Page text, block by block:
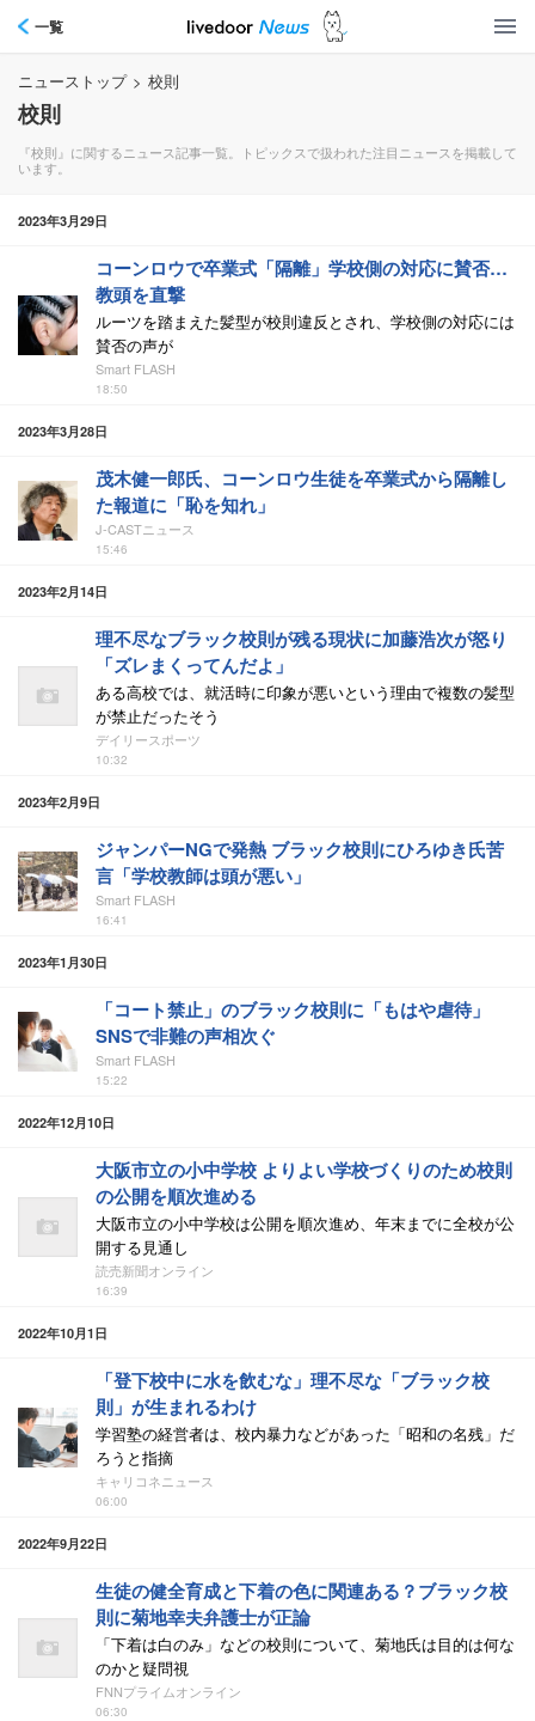
一覧
ニューストップ > 校則
校則
『校則』に関するニュース記事一覧。トピックスで扱われた注目ニュースを掲載して
います。
2023年3月29日
コーンロウで卒業式「隔離」学校側の対応に賛否…
教頭を直撃
ルーツを踏まえた髪型が校則違反とされ、学校側の対応には
賛否の声が
Smart FLASH
18:50
2023年3月28日
茂木健一郎氏、コーンロウ生徒を卒業式から隔離し
た報道に「恥を知れ」
J-CASTニュース
15:46
2023年2月14日
理不尽なブラック校則が残る現状に加藤浩次が怒り
「ズレまくってんだよ」
ある高校では、就活時に印象が悪いという理由で複数の髪型
が禁止だったそう
デイリースポーツ
10:32
2023年2月9日
ジャンパーNGで発熱 ブラック校則にひろゆき氏苦
言「学校教師は頭が悪い」
Smart FLASH
16:41
2023年1月30日
「コート禁止」のブラック校則に「もはや虐待」
SNSで非難の声相次ぐ
Smart FLASH
15:22
2022年12月10日
大阪市立の小中学校 よりよい学校づくりのため校則
の公開を順次進める
大阪市立の小中学校は公開を順次進め、年末までに全校が公
開する見通し
読売新聞オンライン
16:39
2022年10月1日
「登下校中に水を飲むな」理不尽な「ブラック校
則」が生まれるわけ
学習塾の経営者は、校内暴力などがあった「昭和の名残」だ
ろうと指摘
キャリコネニュース
06:00
2022年9月22日
生徒の健全育成と下着の色に関連ある？ブラック校
則に菊地幸夫弁護士が正論
「下着は白のみ」などの校則について、菊地氏は目的は何な
のかと疑問視
FNNプライムオンライン
06:30